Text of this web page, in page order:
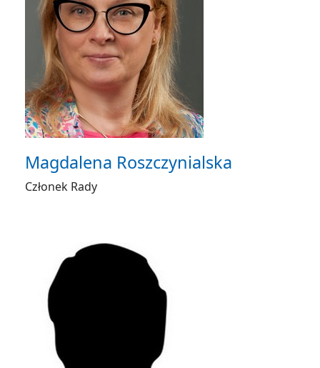
Magdalena Roszczynialska
Członek Rady